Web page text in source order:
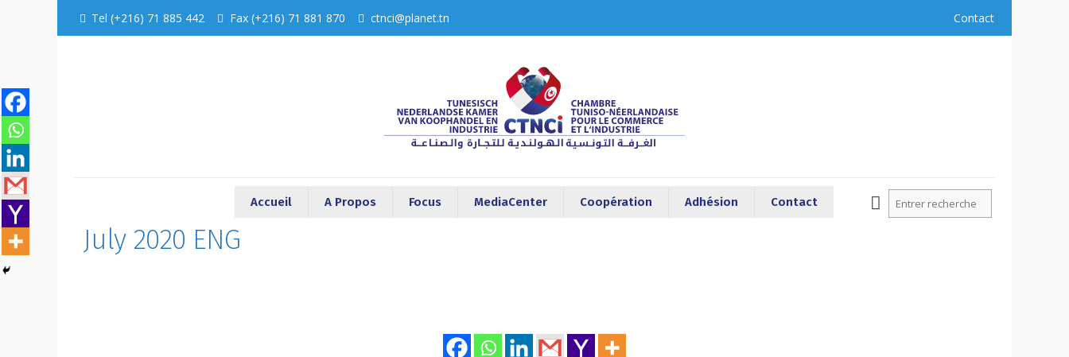
Tel (+216) 71 885 442 Fax (+216) 71 881 870 ctnci@planet.tn Contact
Accueil A Propos Focus MediaCenter Coopération Adhésion Contact
July 2020 ENG